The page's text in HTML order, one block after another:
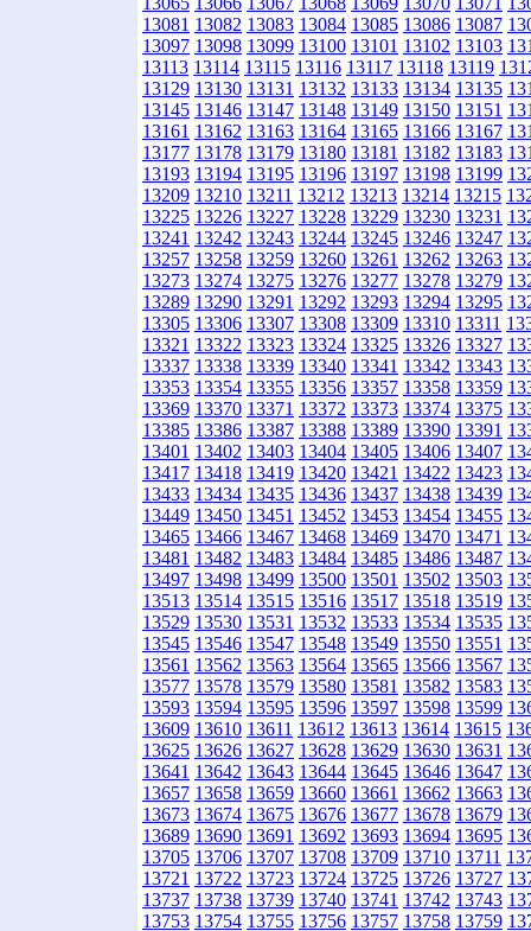
13081 13082 13083 13084 13085 13086 13087
13097 13098 13099 13100 13101 13102 13103
13113 13114 13115 13116 13117 13118 13119
13129 13130 13131 13132 13133 13134 13135
13145 13146 13147 13148 13149 13150 13151
13161 13162 13163 13164 13165 13166 13167
13177 13178 13179 13180 13181 13182 13183
13193 13194 13195 13196 13197 13198 13199
13209 13210 13211 13212 13213 13214 13215
13225 13226 13227 13228 13229 13230 13231
13241 13242 13243 13244 13245 13246 13247
13257 13258 13259 13260 13261 13262 13263
13273 13274 13275 13276 13277 13278 13279
13289 13290 13291 13292 13293 13294 13295
13305 13306 13307 13308 13309 13310 13311
13321 13322 13323 13324 13325 13326 13327
13337 13338 13339 13340 13341 13342 13343
13353 13354 13355 13356 13357 13358 13359
13369 13370 13371 13372 13373 13374 13375
13385 13386 13387 13388 13389 13390 13391
13401 13402 13403 13404 13405 13406 13407
13417 13418 13419 13420 13421 13422 13423
13433 13434 13435 13436 13437 13438 13439
13449 13450 13451 13452 13453 13454 13455
13465 13466 13467 13468 13469 13470 13471
13481 13482 13483 13484 13485 13486 13487
13497 13498 13499 13500 13501 13502 13503
13513 13514 13515 13516 13517 13518 13519
13529 13530 13531 13532 13533 13534 13535
13545 13546 13547 13548 13549 13550 13551
13561 13562 13563 13564 13565 13566 13567
13577 13578 13579 13580 13581 13582 13583
13593 13594 13595 13596 13597 13598 13599
13609 13610 13611 13612 13613 13614 13615
13625 13626 13627 13628 13629 13630 13631
13641 13642 13643 13644 13645 13646 13647
13657 13658 13659 13660 13661 13662 13663
13673 13674 13675 13676 13677 13678 13679
13689 13690 13691 13692 13693 13694 13695
13705 13706 13707 13708 13709 13710 13711
13721 13722 13723 13724 13725 13726 13727
13737 13738 13739 13740 13741 13742 13743
13753 13754 13755 13756 13757 13758 13759